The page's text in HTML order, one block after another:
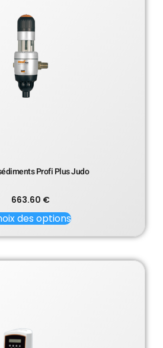
Profi Plus Judo
663.60 €
des options